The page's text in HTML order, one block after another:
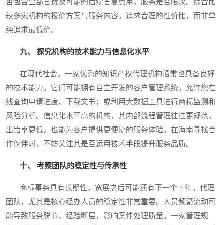
否包含全部官费及可能的后续答复费用，服务是否限次。综合比
较多家机构的报价方案与服务内容，追求合理的性价比，而非单
纯追求最低价。
九、 探究机构的技术能力与信息化水平
在现代社会，一家优秀的知识产权代理机构通常也具备良好
的技术能力。它们可能拥有自主开发的客户管理系统，允许您在
线查询申请进度、下载文书；或利用大数据工具进行商标监测和
风险分析。信息化水平高的机构，其内部流程管理往往更规范，
出错率更低，也能为客户提供更便捷的服务体验。在海南寻找合
作伙伴时，不妨关注其是否运用技术手段提升服务品质。
十、 考察团队的稳定性与传承性
商标事务具有长期性，宽展之后可能还有下一个十年。代理
团队，尤其是核心经办人员的稳定性非常重要。人员频繁流动可
能导致服务脱节、经验断层，影响案件处理质量。一家管理规